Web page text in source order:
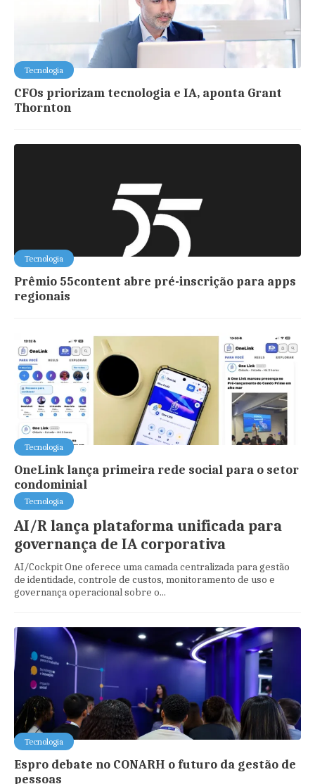
Tecnologia
CFOs priorizam tecnologia e IA, aponta Grant
Thornton
Tecnologia
Prêmio 55content abre pré-inscrição para apps
regionais
Tecnologia
OneLink lança primeira rede social para o setor
condominial
Tecnologia
AI/R lança plataforma unificada para
governança de IA corporativa
AI/Cockpit One oferece uma camada centralizada para gestão
de identidade, controle de custos, monitoramento de uso e
governança operacional sobre o...
Tecnologia
Espro debate no CONARH o futuro da gestão de
pessoas